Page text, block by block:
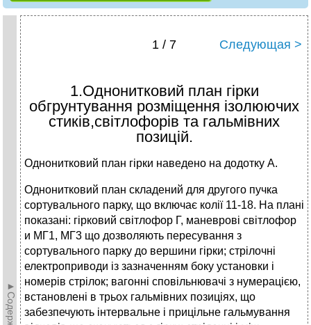
1 / 7 Следующая >
1.Однонитковий план гірки
обгрунтування розміщення ізолюючих
стиків,світлофорів та гальмівних
позицій.
Однонитковий план гірки наведено на додотку А.
Однонитковий план складений для другого пучка
сортувального парку, що включає колії 11-18. На плані
показані: гірковий світлофор Г, маневрові світлофор
и МГ1, МГ3 що дозволяють пересування з
сортувального парку до вершини гірки; стрілочні
електроприводи із зазначенням боку установки і
номерів стрілок; вагонні сповільнювачі з нумерацією,
встановлені в трьох гальмівних позиціях, що
забезпечують інтервальне і прицільне гальмування